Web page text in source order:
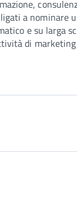
a nominare
e su larga
di marketing